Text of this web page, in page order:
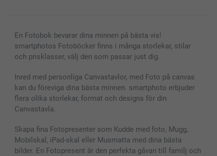
En Fotobok bevarar dina minnen på bästa vis!
smartphotos Fotoböcker finns i många storlekar, stilar
och prisklasser, välj den som passar just dig.
Inred med personliga Canvastavlor, med Foto på canvas
kan du föreviga dina bästa minnen. smartphoto erbjuder
flera olika storlekar, format och designs för din
Canvastavla.
Skapa fina Fotopresenter som Kudde med foto, Mugg,
Mobilskal, iPad-skal eller Musmatta med dina bästa
bilder. En Fotopresent är den perfekta gåvan till familj och